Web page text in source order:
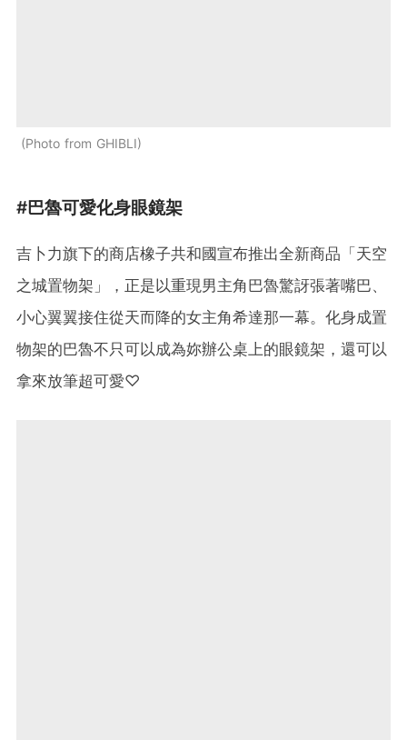
Photo from GHIBLI
#巴魯可愛化身眼鏡架
吉卜力旗下的商店橡子共和國宣布推出全新商品「天空
之城置物架」，正是以重現男主角巴魯驚訝張著嘴巴、
小心翼翼接住從天而降的女主角希達那一幕。化身成置
物架的巴魯不只可以成為妳辦公桌上的眼鏡架，還可以
拿來放筆超可愛♡